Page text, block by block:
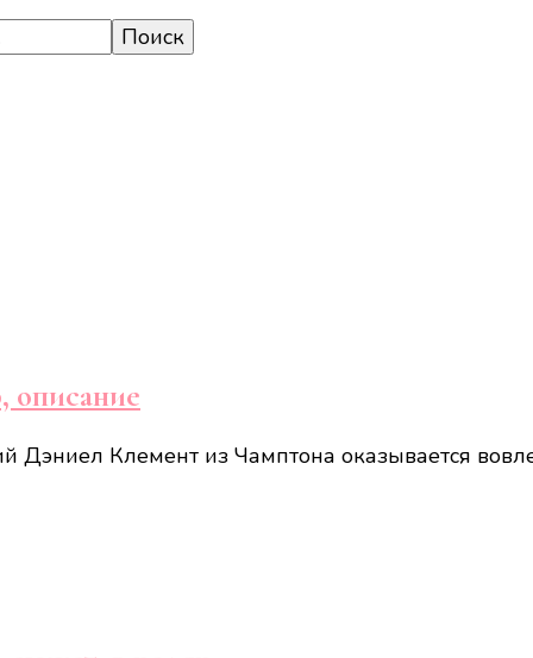
описание
Клемент из Чамптона оказывается